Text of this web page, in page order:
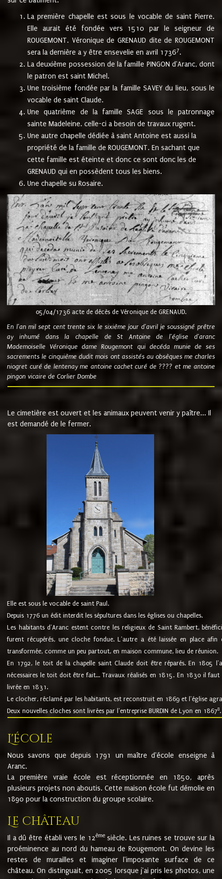
La première chapelle est sous le vocable de saint Pierre.
Elle aurait été fondée vers 1510 par le seigneur de
ROUGEMONT. Véronique de GRENAUD dite de ROUGEMONT
sera la dernière a y être ensevelie en avril 17367.
La deuxième possession de la famille PINGON d'Aranc, dont
le patron est saint Michel.
Une troisième fondée par la famille SAVEY du lieu, sous le
vocable de saint Claude.
Une quatrième de la famille SAGE sous le patronnage
sainte Madeleine. celle-ci a besoin de travaux rugent.
Une autre chapelle dédiée à saint Antoine est aussi la
propriété de la famille de ROUGEMONT. En sachant que
cette famille est éteinte et donc ce sont donc les de
GRENAUD qui en possèdent tous les biens.
Une chapelle su Rosaire.
05/04/1736 acte de décès de Véronique de GRENAUD.
En l'an mil sept cent trente six le sixième jour d'avril je soussigné prêtre
ay inhumé dans la chapelle de St Antoine de l'église d'aranc
Mademoiselle Véronique dame Rougemont qui decéda munie de ses
sacrements le cinquième dudit mois ont assistés au obsèques me charles
niogret curé de lentenay me antoine cachet curé de ???? et me antoine
pingon vicaire de Corlier Dombe
Le cimetière est ouvert et les animaux peuvent venir y paître... Il
est demandé de le fermer.
Elle est sous le vocable de saint Paul.
Depuis 1776 un édit interdit les sépultures dans les églises ou chapelles.
Les habitants d'Aranc estent contre les religieux de Saint Rambert,
furent récupérés, une cloche fondue. L'autre a été laissée en place
transformée, comme un peu partout, en maison commune, lieu de réunion.
En 1792, le toit de la chapelle saint Claude doit être réparés. En 1805
nécessaires le toit doit être fait... Travaux réalisés en 1815. En 1830 il
livrée en 1831.
Le clocher, réclamé par les habitants, est reconstruit en 1869 et l'église
Deux nouvelles cloches sont livrées par l'entreprise BURDIN de Lyon en 18678.
L'école
Nous savons que depuis 1791 un maître d'école enseigne à
Aranc.
La première vraie école est réceptionnée en 1850, après
plusieurs projets non aboutis. Cette maison école fut démolie en
1890 pour la construction du groupe scolaire.
Le château
Il a dû être établi vers le 12èmesiècle. Les ruines se trouve sur la
proéminence au nord du hameau de Rougemont. On devine les
restes de murailles et imaginer l'imposante surface de ce
château. On distinguait, en 2005 lorsque j'ai pris les photos, une